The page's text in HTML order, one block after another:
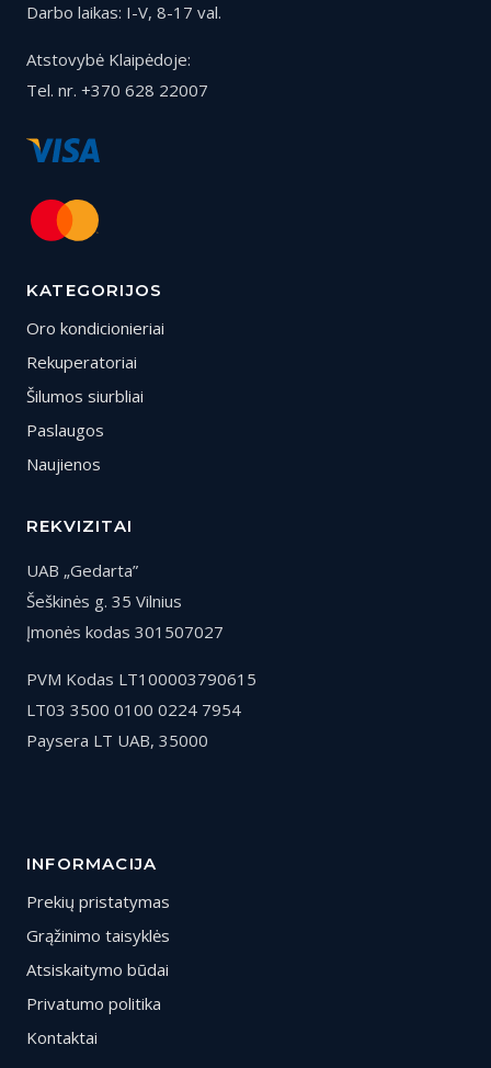
Darbo laikas: I-V, 8-17 val.
Atstovybė Klaipėdoje:
Tel. nr. +370 628 22007
KATEGORIJOS
Oro kondicionieriai
Rekuperatoriai
Šilumos siurbliai
Paslaugos
Naujienos
REKVIZITAI
UAB „Gedarta”
Šeškinės g. 35 Vilnius
Įmonės kodas 301507027
PVM Kodas LT100003790615
LT03 3500 0100 0224 7954
Paysera LT UAB, 35000
INFORMACIJA
Prekių pristatymas
Grąžinimo taisyklės
Atsiskaitymo būdai
Privatumo politika
Kontaktai